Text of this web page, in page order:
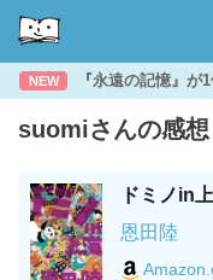
NEW 『永遠の記憶』が
suomiさんの感
ドミノin
恩田陸